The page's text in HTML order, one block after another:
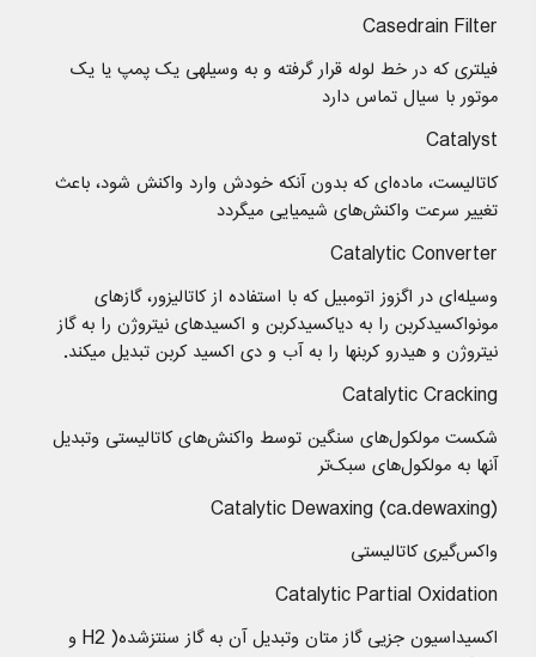
Casedrain Filter
فیلتری که در خط لوله قرار گرفته و به وسیلهی یک پمپ یا یک
موتور با سیال تماس دارد
Catalyst
كاتالیست، ماده‌ای که بدون آنکه خودش وارد واکنش شود، باعث
تغییر سرعت واکنش‌های شیمیایی میگردد
Catalytic Converter
وسیله‌ای در اگزوز اتومبیل که با استفاده از کاتالیزور، گازهای
مونواکسید‌کربن را به دیاکسید‌کربن و اکسیدهای نیتروژن را به گاز
نیتروژن و هیدرو کربنها را به آب و دی اکسید کربن تبدیل میکند.
Catalytic Cracking
شکست مولکول‌‌‌‌‌‌‌‌‌های سنگین توسط واکنش‌های کاتالیستی وتبدیل
آنها به مولکول‌های سبک‌تر
Catalytic Dewaxing (ca.dewaxing)
واکس‌گیری کاتالیستی
Catalytic Partial Oxidation
اکسیداسیون جزیی گاز متان وتبدیل آن به گاز سنتزشده( H2 و